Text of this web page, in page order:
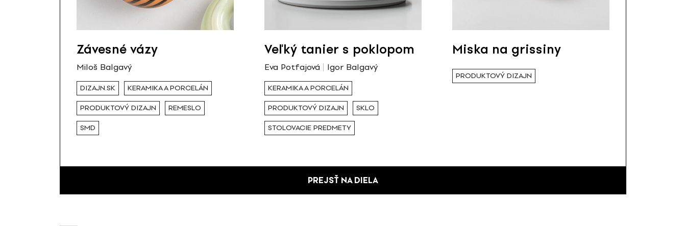
Závesné vázy
Miloš Balgavý
DIZAJN.SK KERAMIKA A PORCELÁN
PRODUKTOVÝ DIZAJN REMESLO
SMD
Veľký tanier s poklopom
Eva Potfajová Igor Balgavý
KERAMIKA A PORCELÁN
PRODUKTOVÝ DIZAJN SKLO
STOLOVACIE PREDMETY
Miska na grissiny
PRODUKTOVÝ DIZAJN
PREJSŤ NA DIELA